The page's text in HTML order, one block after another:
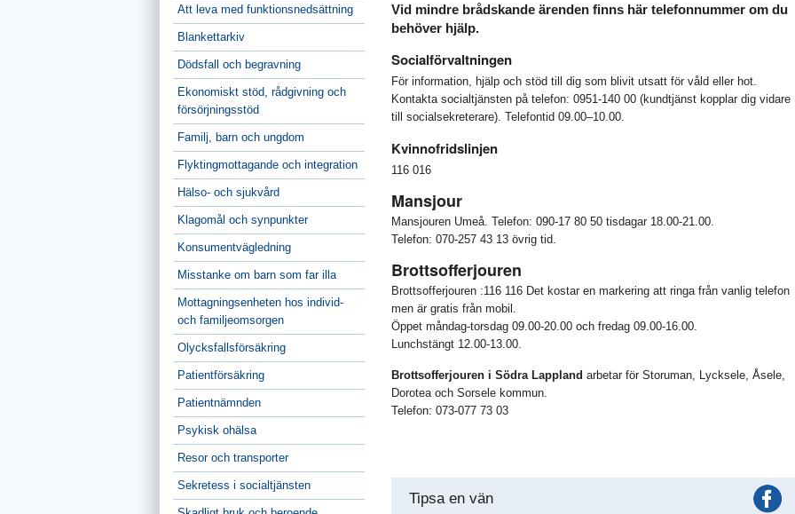
Att leva med funktionsnedsättning
Blankettarkiv
Dödsfall och begravning
Ekonomiskt stöd, rådgivning och
försörjningsstöd
Familj, barn och ungdom
Flyktingmottagande och integration
Hälso- och sjukvård
Klagomål och synpunkter
Konsumentvägledning
Misstanke om barn som far illa
Mottagningsenheten hos individ-
och familjeomsorgen
Olycksfallsförsäkring
Patientförsäkring
Patientnämnden
Psykisk ohälsa
Resor och transporter
Sekretess i socialtjänsten
Vid mindre brådskande ärenden finns här telefonnummer om du
behöver hjälp.
Socialförvaltningen
För information, hjälp och stöd till dig som blivit utsatt för våld eller hot.
Kontakta socialtjänsten på telefon: 0951-140 00 (kundtjänst kopplar dig vidare
till socialsekreterare). Telefontid 09.00–10.00.
Kvinnofridslinjen
116 016
Mansjour
Mansjouren Umeå. Telefon: 090-17 80 50 tisdagar 18.00-21.00.
Telefon: 070-257 43 13 övrig tid.
Brottsofferjouren
Brottsofferjouren :116 116 Det kostar en markering att ringa från vanlig telefon
men är gratis från mobil.
Öppet måndag-torsdag 09.00-20.00 och fredag 09.00-16.00.
Lunchstängt 12.00-13.00.
Brottsofferjouren i Södra Lappland arbetar för Storuman, Lycksele, Åsele,
Dorotea och Sorsele kommun.
Telefon: 073-077 73 03
Tipsa en vän